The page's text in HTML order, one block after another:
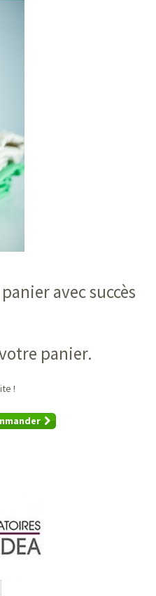
avec succès
panier.
!